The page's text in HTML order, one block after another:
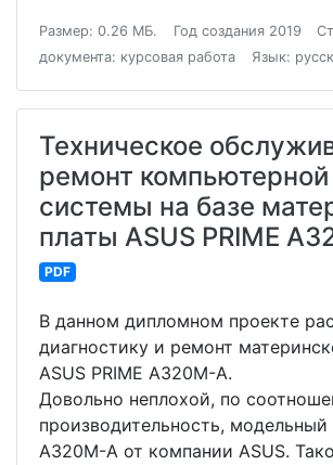
Размер: 0.26 МБ. Год создания 2019
документа: курсовая работа
Язык:
Техническое
ремонт компьютерной
системы на базе
платы ASUS PRIME
PDF
В данном дипломном проекте
диагностику и ремонт
ASUS PRIME A320M-А.
Довольно неплохой, по
производительность, модельный
A320M-А от компании ASUS.